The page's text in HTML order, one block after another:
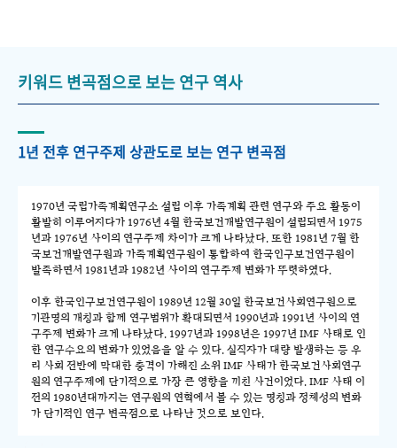
키워드 변곡점으로 보는 연구 역사
1년 전후 연구주제 상관도로 보는 연구 변곡점
1970년 국립가족계획연구소 설립 이후 가족계획 관련 연구와 주요 활동이
활발히 이루어지다가 1976년 4월 한국보건개발연구원이 설립되면서 1975
년과 1976년 사이의 연구주제 차이가 크게 나타났다. 또한 1981년 7월 한
국보건개발연구원과 가족계획연구원이 통합하여 한국인구보건연구원이
발족하면서 1981년과 1982년 사이의 연구주제 변화가 뚜렷하였다.
이후 한국인구보건연구원이 1989년 12월 30일 한국보건사회연구원으로
기관명의 개칭과 함께 연구범위가 확대되면서 1990년과 1991년 사이의 연
구주제 변화가 크게 나타났다. 1997년과 1998년은 1997년 IMF 사태로 인
한 연구수요의 변화가 있었음을 알 수 있다. 실직자가 대량 발생하는 등 우
리 사회 전반에 막대한 충격이 가해진 소위 IMF 사태가 한국보건사회연구
원의 연구주제에 단기적으로 가장 큰 영향을 끼친 사건이었다. IMF 사태 이
전의 1980년대까지는 연구원의 연혁에서 볼 수 있는 명칭과 정체성의 변화
가 단기적인 연구 변곡점으로 나타난 것으로 보인다.